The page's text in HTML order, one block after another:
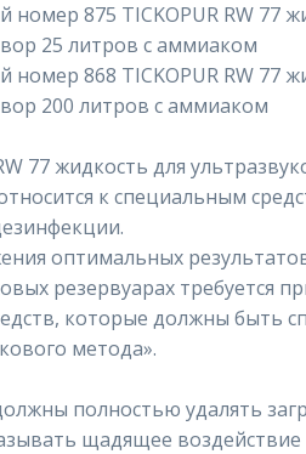
номер 875 TICKOPUR RW 77
25 литров с аммиаком
номер 868 TICKOPUR RW 77
200 литров с аммиаком
77 жидкость для
к специальным
оптимальных
резервуарах требуется
которые должны быть
метода».
полностью удалять
щадящее